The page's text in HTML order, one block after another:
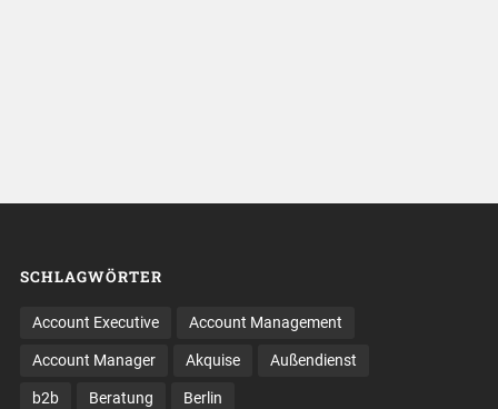
SCHLAGWÖRTER
Account Executive Account Management
Account Manager Akquise Außendienst
b2b Beratung Berlin